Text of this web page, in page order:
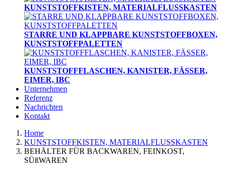
KUNSTSTOFFKISTEN, MATERIALFLUSSKASTEN
STARRE UND KLAPPBARE KUNSTSTOFFBOXEN,
KUNSTSTOFFPALETTEN
KUNSTSTOFFFLASCHEN, KANISTER, FÄSSER,
EIMER, IBC
Unternehmen
Referenz
Nachrichten
Kontakt
Home
KUNSTSTOFFKISTEN, MATERIALFLUSSKASTEN
BEHÄLTER FÜR BACKWAREN, FEINKOST,
SÜßWAREN